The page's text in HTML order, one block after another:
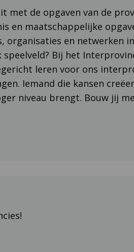
met de opgaven van de
en maatschappelijke
organisaties en netwerken in
Bij het
leren voor ons
Iemand die kansen
niveau brengt. Bouw jij